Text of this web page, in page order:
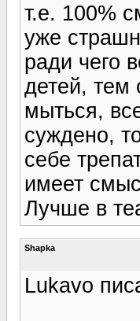
т.е. 100%
уже
ради чего
детей, тем
мыться,
суждено,
себе
имеет
Лучше в
Shapka
Lukavo